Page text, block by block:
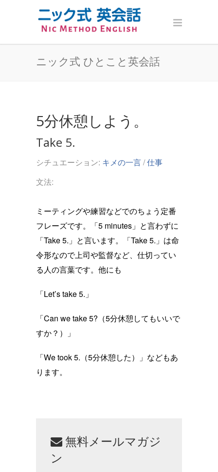
ニック式 ひとこと英会話
5分休憩しよう。
Take 5.
シチュエーション: キメの一言/仕事
文法:
ミーティングや練習などでのちょう定番
フレーズです。「5 minutes」と言わずに
「Take 5.」と言います。「Take 5.」は命
令形なので上司や監督など、仕切ってい
る人の言葉です。他にも
「Let’s take 5.」
「Can we take 5?（5分休憩してもいいで
すか？）」
「We took 5.（5分休憩した）」などもあ
ります。
無料メールマガジ
ン